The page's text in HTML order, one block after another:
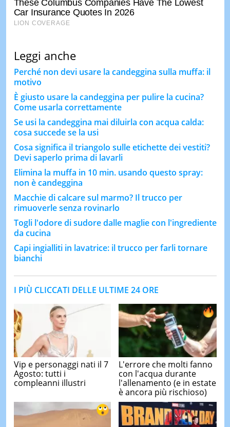
Leggi anche
Perché non devi usare la candeggina sulla muffa: il
motivo
È giusto usare la candeggina per pulire la cucina?
Come usarla correttamente
Se usi la candeggina mai diluirla con acqua calda:
cosa succede se la usi
Cosa significa il triangolo sulle etichette dei vestiti?
Devi saperlo prima di lavarli
Elimina la muffa in 10 min. usando questo spray:
non è candeggina
Macchie di calcare sul marmo? Il trucco per
rimuoverle senza rovinarlo
Togli l'odore di sudore dalle maglie con l'ingrediente
da cucina
Capi ingialliti in lavatrice: il trucco per farli tornare
bianchi
I PIÙ CLICCATI DELLE ULTIME 24 ORE
Vip e personaggi nati il 7
Agosto: tutti i
compleanni illustri
L'errore che molti fanno
con l'acqua durante
l'allenamento (e in estate
è ancora più rischioso)